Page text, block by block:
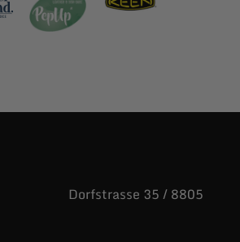
Dorfstrasse 35 / 8805